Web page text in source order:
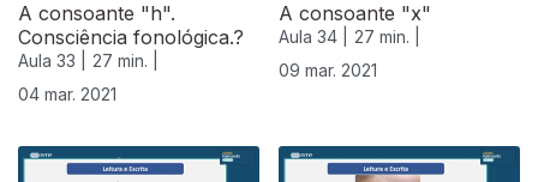
A consoante "h".
Consciência fonológica.?
Aula 33 |
27 min. |
04 mar. 2021
A consoante "x"
Aula 34 |
27 min. |
09 mar. 2021
530832